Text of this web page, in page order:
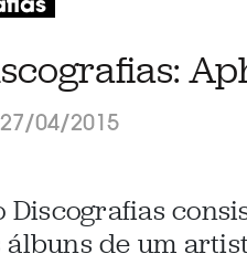
27/04/2015
Discografias
de um